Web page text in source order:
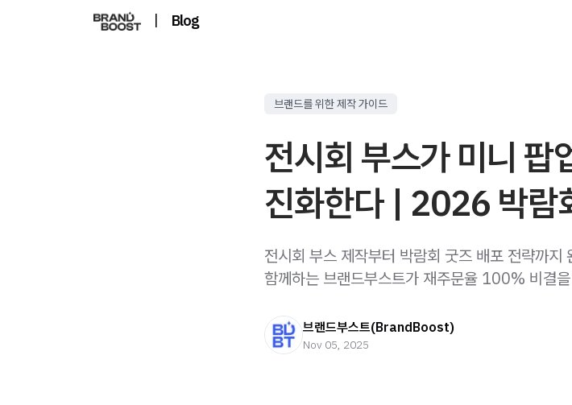
| Blog
브랜드를 위한 제작 가이드
전시회 부스가 미니 팝
진화한다 | 2026 박람
전시회 부스 제작부터 박람회 굿즈 배포 전략까
함께하는 브랜드부스트가 재주문율 100% 비결
브랜드부스트(BrandBoost)
Nov 05, 2025